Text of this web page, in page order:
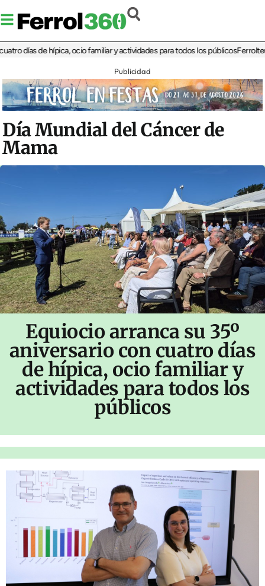
de hípica, ocio familiar y actividades para todos los públicosFerrolterra
Publicidad
Día Mundial del Cáncer de
Mama
Equiocio arranca su 35º
aniversario con cuatro días
de hípica, ocio familiar y
actividades para todos los
públicos